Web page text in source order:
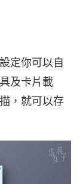
定你可以自
及卡片載
，就可以存